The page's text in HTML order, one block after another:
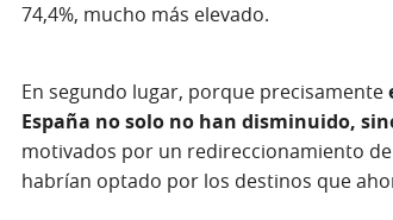
74,4%, mucho más elevado.
En segundo lugar, porque precisamente
España no solo no han disminuido,
motivados por un redireccionamiento
habrían optado por los destinos que